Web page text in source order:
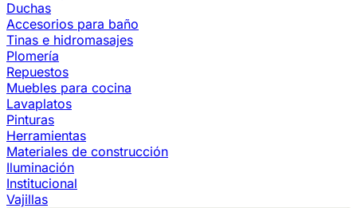
Duchas
Accesorios para baño
Tinas e hidromasajes
Plomería
Repuestos
Muebles para cocina
Lavaplatos
Pinturas
Herramientas
Materiales de construcción
Iluminación
Institucional
Vajillas